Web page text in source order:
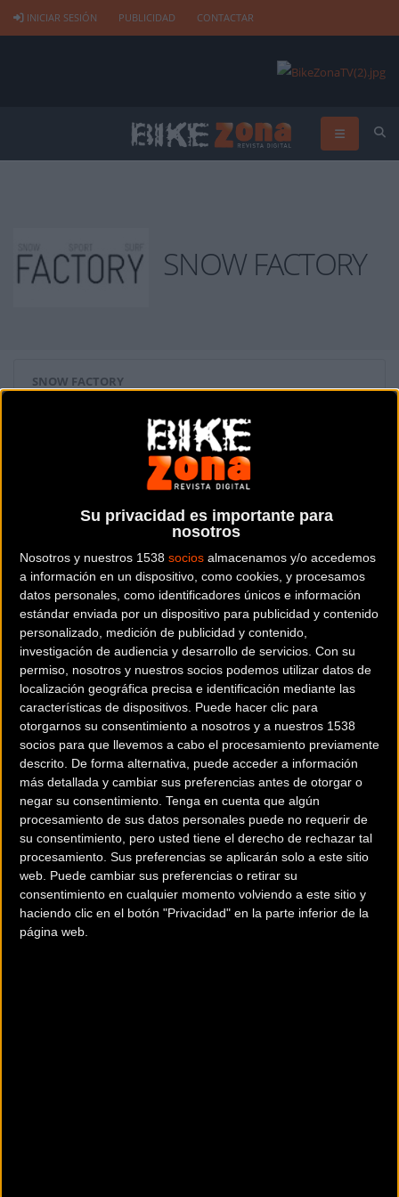
Su privacidad es importante para
nosotros
Nosotros y nuestros 1538 socios almacenamos y/o accedemos
a información en un dispositivo, como cookies, y procesamos
datos personales, como identificadores únicos e información
estándar enviada por un dispositivo para publicidad y contenido
personalizado, medición de publicidad y contenido,
investigación de audiencia y desarrollo de servicios. Con su
permiso, nosotros y nuestros socios podemos utilizar datos de
localización geográfica precisa e identificación mediante las
características de dispositivos. Puede hacer clic para
otorgarnos su consentimiento a nosotros y a nuestros 1538
socios para que llevemos a cabo el procesamiento previamente
descrito. De forma alternativa, puede acceder a información
más detallada y cambiar sus preferencias antes de otorgar o
negar su consentimiento. Tenga en cuenta que algún
procesamiento de sus datos personales puede no requerir de
su consentimiento, pero usted tiene el derecho de rechazar tal
procesamiento. Sus preferencias se aplicarán solo a este sitio
web. Puede cambiar sus preferencias o retirar su
consentimiento en cualquier momento volviendo a este sitio y
haciendo clic en el botón "Privacidad" en la parte inferior de la
página web.
INICIAR SESIÓN PUBLICIDAD CONTACTAR
SNOW FACTORY
SNOW FACTORY
deportivo con sede en Barcelona. Snow Factory se creó en un
telesilla, entre montañas de nieve en el año 2006. Apasionados
por el deporte y con una larga experiencia en el sector,
decidimos construir nuestro propio proyecto. En la actualidad
Snow Factory está formado por un equipo profesional y
profundamente entusiasta, dónde la dedicación y el
compromiso son nuestro día a día. No distribuimos marcas,
comunicamos sus historias y no gestionamos clientes,
tratamos con amigos. Snow Factory lo componen, hoy en día,
tres departamentos: Snow, Sport y Surf, desde los cuales se
presta servicio a más de 450 establecimientos en toda España.
En fin, espero que ahora nos conozcas un poco más. Nosotros,
seguiremos trabajando mucho y pasándolo lo mejor posible.
Dónde se encuentra
Crta. de Cornellà 140, 7ºA 0890
Esplugues (Barcelona). España
Contactar con la entidad
93 480 29 96
RRSS de la entidad